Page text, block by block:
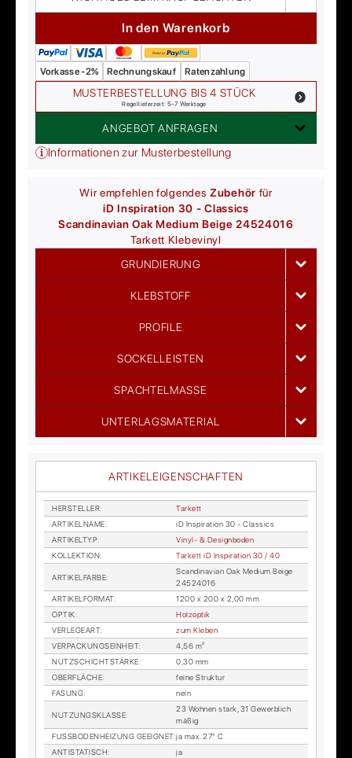
In den Warenkorb
Vorkasse -2% Rechnungskauf Ratenzahlung
MUSTERBESTELLUNG BIS 4 STÜCK
Regellieferzeit: 5-7 Werktage
ANGEBOT ANFRAGEN
Informationen zur Musterbestellung
Wir empfehlen folgendesZubehör für
iD Inspiration 30 - Classics
Scandinavian Oak Medium Beige 24524016
Tarkett Klebevinyl
GRUNDIERUNG
KLEBSTOFF
PROFILE
SOCKELLEISTEN
SPACHTELMASSE
UNTERLAGSMATERIAL
ARTIKELEIGENSCHAFTEN
HER­STEL­LER:
Tar­kett
AR­TI­KEL­NA­ME:
iD In­spi­ra­ti­on 30 - Clas­sics
AR­TI­KEL­TYP:
Vi­nyl- & De­sign­bo­den
KOL­LEK­TI­ON: Tar­kett iD In­spi­ra­ti­on 30 / 40
AR­TI­KEL­FAR­BE:
Scan­di­na­vi­an Oak Me­di­um Beige
24524016
AR­TI­KEL­FOR­MAT:
1200 x 200 x 2,00 mm
OP­TIK:
Holz­op­tik
VER­LE­GE­ART:
zum Kle­ben
VER­PA­CKUNGS­EIN­HEIT:
4,56 m²
NUTZ­SCHICHT­STÄR­KE:
0,30 mm
OBER­FLÄ­CHE:
fei­ne Struk­tur
FA­SUNG: nein
NUT­ZUNGS­KLAS­SE:
23 Woh­nen stark, 31 Ge­werb­lich
mä­ßig
FUSS­BO­DEN­HEI­ZUNG GE­EIG­NET:ja max. 27° C
AN­TI­STA­TISCH:
ja